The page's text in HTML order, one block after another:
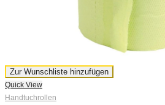
Zur Wunschliste hinzufügen
Quick View
Handtuchrollen